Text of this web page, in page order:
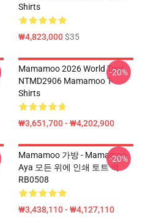
Shirts
₩4,823,000$35
Mamamoo 2026 World Tour
NTMD2906 Mamamoo T-
Shirts
₩3,651,700 - ₩4,202,900
-20%
Mamamoo 가방 - Mamamoo
Aya 모든 위에 인쇄 토트 백
RB0508
₩3,438,110 - ₩4,127,110
-20%